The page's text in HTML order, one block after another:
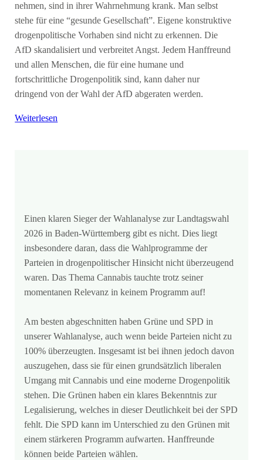
nehmen, sind in ihrer Wahrnehmung krank. Man selbst
stehe für eine “gesunde Gesellschaft”. Eigene konstruktive
drogenpolitische Vorhaben sind nicht zu erkennen. Die
AfD skandalisiert und verbreitet Angst. Jedem Hanffreund
und allen Menschen, die für eine humane und
fortschrittliche Drogenpolitik sind, kann daher nur
dringend von der Wahl der AfD abgeraten werden.
Weiterlesen
Einen klaren Sieger der Wahlanalyse zur Landtagswahl
2026 in Baden-Württemberg gibt es nicht. Dies liegt
insbesondere daran, dass die Wahlprogramme der
Parteien in drogenpolitischer Hinsicht nicht überzeugend
waren. Das Thema Cannabis tauchte trotz seiner
momentanen Relevanz in keinem Programm auf!
Am besten abgeschnitten haben Grüne und SPD in
unserer Wahlanalyse, auch wenn beide Parteien nicht zu
100% überzeugten. Insgesamt ist bei ihnen jedoch davon
auszugehen, dass sie für einen grundsätzlich liberalen
Umgang mit Cannabis und eine moderne Drogenpolitik
stehen. Die Grünen haben ein klares Bekenntnis zur
Legalisierung, welches in dieser Deutlichkeit bei der SPD
fehlt. Die SPD kann im Unterschied zu den Grünen mit
einem stärkeren Programm aufwarten. Hanffreunde
können beide Parteien wählen.